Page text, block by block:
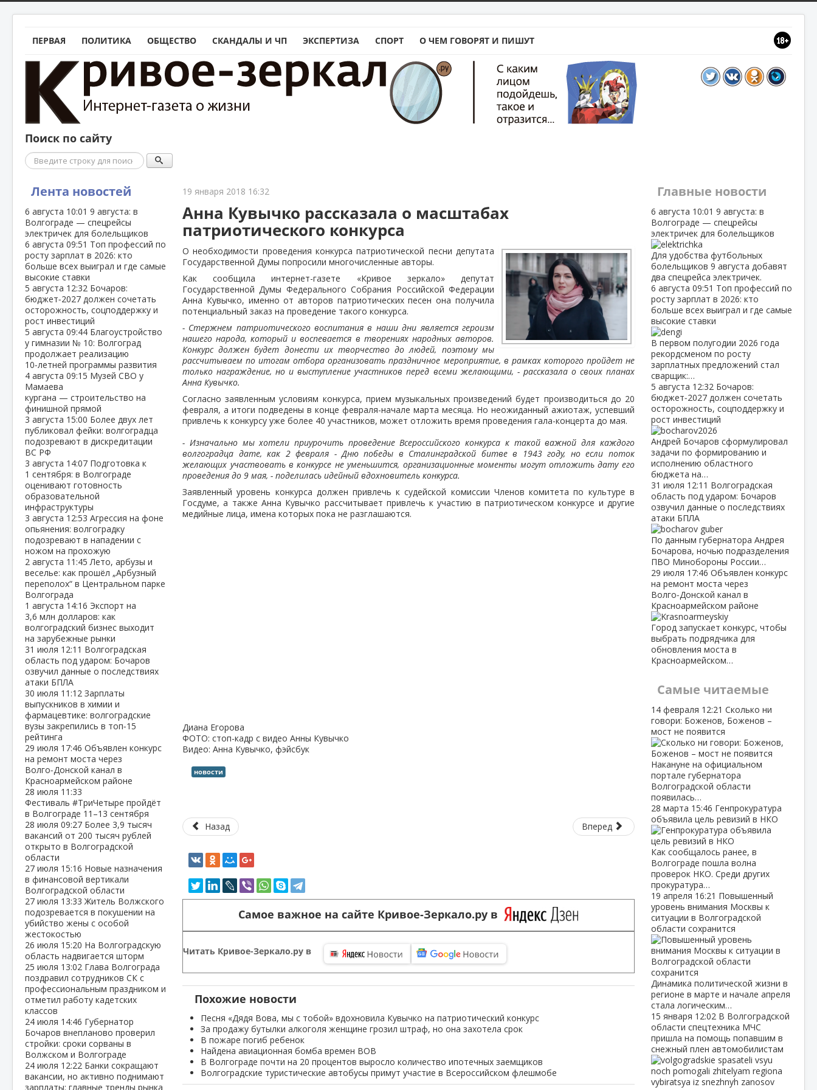
ПЕРВАЯ ПОЛИТИКА ОБЩЕСТВО СКАНДАЛЫ И ЧП ЭКСПЕРТИЗА СПОРТ О ЧЕМ ГОВОРЯТ И ПИШУТ
Поиск по сайту
Поиск
Лента новостей
6 августа 10:01 9 августа: в
Волгограде — спецрейсы
электричек для болельщиков
6 августа 09:51 Топ профессий по
росту зарплат в 2026: кто
больше всех выиграл и где самые
высокие ставки
5 августа 12:32 Бочаров:
бюджет‑2027 должен сочетать
осторожность, соцподдержку и
рост инвестиций
5 августа 09:44 Благоустройство
у гимназии № 10: Волгоград
продолжает реализацию
10‑летней программы развития
4 августа 09:15 Музей СВО у
Мамаева
кургана — строительство на
финишной прямой
3 августа 15:00 Более двух лет
публиковал фейки: волгоградца
подозревают в дискредитации
ВС РФ
3 августа 14:07 Подготовка к
1 сентября: в Волгограде
оценивают готовность
образовательной
инфраструктуры
3 августа 12:53 Агрессия на фоне
опьянения: волгоградку
подозревают в нападении с
ножом на прохожую
2 августа 11:45Лето, арбузы и
веселье: как прошёл „Арбузный
переполох“ в Центральном парке
Волгограда
1 августа 14:16 Экспорт на
3,6 млн долларов: как
волгоградский бизнес выходит
на зарубежные рынки
31 июля 12:11 Волгоградская
область под ударом: Бочаров
озвучил данные о последствиях
атаки БПЛА
30 июля 11:12 Зарплаты
выпускников в химии и
фармацевтике: волгоградские
вузы закрепились в топ‑15
рейтинга
29 июля 17:46 Объявлен конкурс
на ремонт моста через
Волго‑Донской канал в
Красноармейском районе
28 июля 11:33
Фестиваль #ТриЧетыре пройдёт
в Волгограде 11–13 сентября
28 июля 09:27 Более 3,9 тысяч
вакансий от 200 тысяч рублей
открыто в Волгоградской
области
27 июля 15:16 Новые назначения
в финансовой вертикали
Волгоградской области
27 июля 13:33Житель Волжского
подозревается в покушении на
убийство жены с особой
жестокостью
26 июля 15:20 На Волгоградскую
область надвигается шторм
25 июля 13:02 Глава Волгограда
поздравил сотрудников СК с
профессиональным праздником и
отметил работу кадетских
классов
24 июля 14:46 Губернатор
Бочаров внепланово проверил
стройки: сроки сорваны в
Волжском и Волгограде
24 июля 12:22 Банки сокращают
вакансии, но активно поднимают
зарплаты: главные тренды рынка
19 января 2018 16:32
Анна Кувычко рассказала о масштабах
патриотического конкурса
О необходимости проведения конкурса патриотической песни депутата
Государственной Думы попросили многочисленные авторы.
Как сообщила интернет-газете «Кривое зеркало» депутат
Государственной Думы Федерального Собрания Российской Федерации
Анна Кувычко, именно от авторов патриотических песен она получила
потенциальный заказ на проведение такого конкурса.
- Стержнем патриотического воспитания в наши дни является героизм
нашего народа, который и воспевается в творениях народных авторов.
Конкурс должен будет донести их творчество до людей, поэтому мы
рассчитываем по итогам отбора организовать праздничное мероприятие, в рамках которого пройдет не
только награждение, но и выступление участников перед всеми желающими, - рассказала о своих планах
Анна Кувычко.
Согласно заявленным условиям конкурса, прием музыкальных произведений будет производиться до 20
февраля, а итоги подведены в конце февраля-начале марта месяца. Но неожиданный ажиотаж, успевший
привлечь к конкурсу уже более 40 участников, может отложить время проведения гала-концерта до мая.
- Изначально мы хотели приурочить проведение Всероссийского конкурса к такой важной для каждого
волгоградца дате, как 2 февраля - Дню победы в Сталинградской битве в 1943 году, но если поток
желающих участвовать в конкурсе не уменьшится, организационные моменты могут отложить дату его
проведения до 9 мая, - поделилась идейный вдохновитель конкурса.
Заявленный уровень конкурса должен привлечь к судейской комиссии Членов комитета по культуре в
Госдуме, а также Анна Кувычко рассчитывает привлечь к участию в патриотическом конкурсе и другие
медийные лица, имена которых пока не разглашаются.
Диана Егорова
ФОТО: стоп-кадр с видео Анны Кувычко
Видео: Анна Кувычко, фэйсбук
новости
Назад Вперед
Самое важное на сайте Кривое-Зеркало.ру в
Читать Кривое-Зеркало.ру в
Похожие новости
Песня «Дядя Вова, мы с тобой» вдохновила Кувычко на патриотический конкурс
За продажу бутылки алкоголя женщине грозил штраф, но она захотела срок
В пожаре погиб ребенок
Найдена авиационная бомба времен ВОВ
В Волгограде почти на 20 процентов выросло количество ипотечных заемщиков
Волгоградские туристические автобусы примут участие в Всероссийском флешмобе
Главные новости
6 августа 10:01 9 августа: в
Волгограде — спецрейсы
электричек для болельщиков
Для удобства футбольных
болельщиков 9 августа добавят
два спецрейса электричек.
6 августа 09:51 Топ профессий по
росту зарплат в 2026: кто
больше всех выиграл и где самые
высокие ставки
В первом полугодии 2026 года
рекордсменом по росту
зарплатных предложений стал
сварщик:…
5 августа 12:32 Бочаров:
бюджет‑2027 должен сочетать
осторожность, соцподдержку и
рост инвестиций
Андрей Бочаров сформулировал
задачи по формированию и
исполнению областного
бюджета на…
31 июля 12:11 Волгоградская
область под ударом: Бочаров
озвучил данные о последствиях
атаки БПЛА
По данным губернатора Андрея
Бочарова, ночью подразделения
ПВО Минобороны России…
29 июля 17:46 Объявлен конкурс
на ремонт моста через
Волго‑Донской канал в
Красноармейском районе
Город запускает конкурс, чтобы
выбрать подрядчика для
обновления моста в
Красноармейском…
Самые читаемые
14 февраля 12:21 Сколько ни
говори: Боженов, Боженов –
мост не появится
Накануне на официальном
портале губернатора
Волгоградской области
появилась…
28 марта 15:46 Генпрокуратура
объявила цель ревизий в НКО
Как сообщалось ранее, в
Волгограде пошла волна
проверок НКО. Среди других
прокуратура…
19 апреля 16:21 Повышенный
уровень внимания Москвы к
ситуации в Волгоградской
области сохранится
Динамика политической жизни в
регионе в марте и начале апреля
стала логическим…
15 января 12:02 В Волгоградской
области спецтехника МЧС
пришла на помощь попавшим в
снежный плен автомобилистам